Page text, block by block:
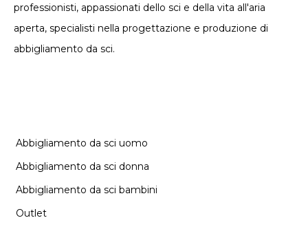
professionisti, appassionati dello sci e della vita all'aria
aperta, specialisti nella progettazione e produzione di
abbigliamento da sci.
Abbigliamento da sci uomo
Abbigliamento da sci donna
Abbigliamento da sci bambini
Outlet